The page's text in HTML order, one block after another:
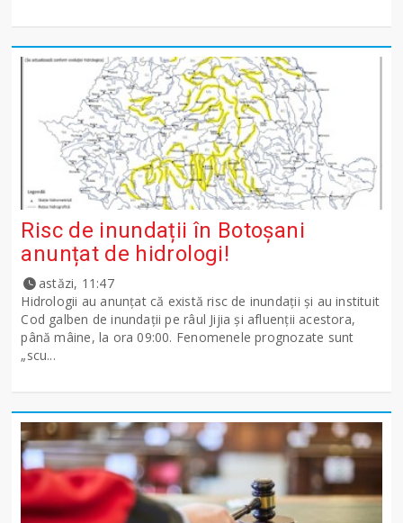
Risc de inundații în Botoșani
anunțat de hidrologi!
astăzi, 11:47
Hidrologii au anunțat că există risc de inundații și au instituit
Cod galben de inundații pe râul Jijia și afluenții acestora,
până mâine, la ora 09:00. Fenomenele prognozate sunt
„scu...